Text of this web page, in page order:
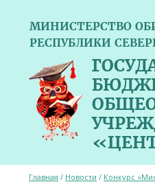
МИНИСТЕРСТВО
РЕСПУБЛИКИ
Главная / Новости / Конкурс